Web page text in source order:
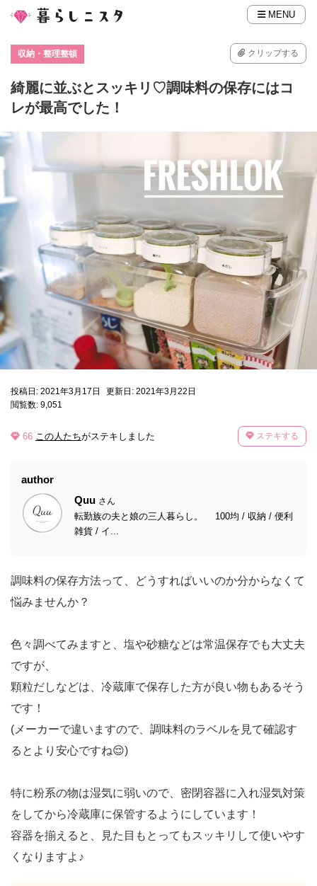
MENU
収納・整理整頓 クリップする
綺麗に並ぶとスッキリ♡調味料の保存にはコ
レが最高でした！
投稿日: 2021年3月17日
更新日: 2021年3月22日
閲覧数: 9,051
66 この人たちがステキしました ステキする
author
Quu さん
転勤族の夫と娘の三人暮らし。 100均 / 収納 / 便利
雑貨 / イ...
調味料の保存方法って、どうすればいいのか分からなくて
悩みませんか？
色々調べてみますと、塩や砂糖などは常温保存でも大丈夫
ですが、
顆粒だしなどは、冷蔵庫で保存した方が良い物もあるそう
です！
(メーカーで違いますので、調味料のラベルを見て確認す
るとより安心ですね😌)
特に粉系の物は湿気に弱いので、密閉容器に入れ湿気対策
をしてから冷蔵庫に保管するようにしています！
容器を揃えると、見た目もとってもスッキリして使いやす
くなりますよ♪